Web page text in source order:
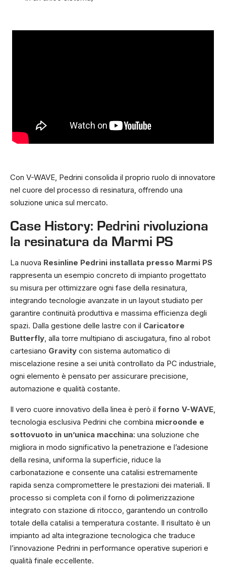
Con V-WAVE, Pedrini consolida il proprio ruolo di innovatore
nel cuore del processo di resinatura, offrendo una
soluzione unica sul mercato.
Case History: Pedrini rivoluziona
la resinatura da Marmi PS
La nuova Resinline Pedrini installata presso Marmi PS
rappresenta un esempio concreto di impianto progettato
su misura per ottimizzare ogni fase della resinatura,
integrando tecnologie avanzate in un layout studiato per
garantire continuità produttiva e massima efficienza degli
spazi. Dalla gestione delle lastre con il Caricatore
Butterfly, alla torre multipiano di asciugatura, fino al robot
cartesiano Gravity con sistema automatico di
miscelazione resine a sei unità controllato da PC industriale,
ogni elemento è pensato per assicurare precisione,
automazione e qualità costante.
Il vero cuore innovativo della linea è però il forno V-WAVE,
tecnologia esclusiva Pedrini che combina microonde e
sottovuoto in un’unica macchina: una soluzione che
migliora in modo significativo la penetrazione e l’adesione
della resina, uniforma la superficie, riduce la
carbonatazione e consente una catalisi estremamente
rapida senza compromettere le prestazioni dei materiali. Il
processo si completa con il forno di polimerizzazione
integrato con stazione di ritocco, garantendo un controllo
totale della catalisi a temperatura costante. Il risultato è un
impianto ad alta integrazione tecnologica che traduce
l’innovazione Pedrini in performance operative superiori e
qualità finale eccellente.